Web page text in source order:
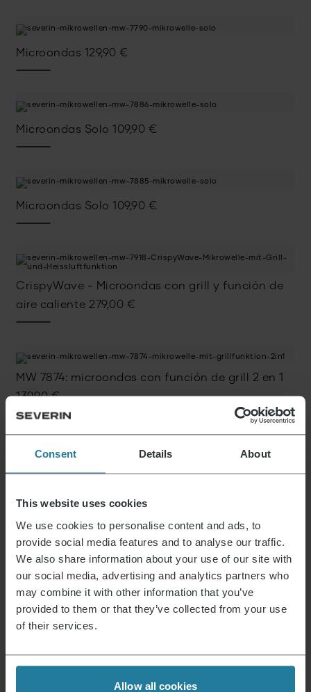
Consent Details About
This website uses cookies
We use cookies to personalise content and ads, to
provide social media features and to analyse our traffic.
We also share information about your use of our site with
our social media, advertising and analytics partners who
may combine it with other information that you’ve
provided to them or that they’ve collected from your use
of their services.
Allow all cookies
Microondas 129,90 €
Microondas Solo 109,90 €
Microondas Solo 109,90 €
CrispyWave - Microondas con grill y función de
aire caliente 279,00 €
MW 7874: microondas con función de grill 2 en 1
139,90€
Microondas 3 en 1 con base de cristal 299,00€
Ver más
Noticias y ofertas